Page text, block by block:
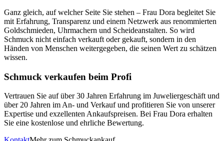
Ganz gleich, auf welcher Seite Sie stehen – Frau Dora begleitet Sie
mit Erfahrung, Transparenz und einem Netzwerk aus renommierten
Goldschmieden, Uhrmachern und Scheideanstalten. So wird
Schmuck nicht einfach verkauft oder gekauft, sondern in den
Händen von Menschen weitergegeben, die seinen Wert zu schätzen
wissen.
Schmuck verkaufen beim Profi
Vertrauen Sie auf über 30 Jahren Erfahrung im Juweliergeschäft und
über 20 Jahren im An- und Verkauf und profitieren Sie von unserer
Expertise und exzellenten Ankaufspreisen. Bei Frau Dora erhalten
Sie eine kostenlose und ehrliche Bewertung.